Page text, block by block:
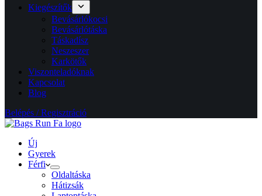
Kiegészítők
Bevásárlókocsi
Bevásárlótáska
Táskadísz
Neszeszer
Karkötők
Viszonteladóknak
Kapcsolat
Blog
Belépés / Regisztráció
Új
Gyerek
Férfi
Oldaltáska
Hátizsák